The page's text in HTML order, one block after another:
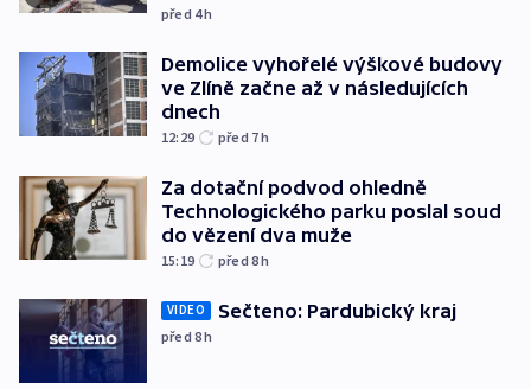
před 4h
Demolice vyhořelé výškové budovy
ve Zlíně začne až v následujících
dnech
12:29 před 7h
Za dotační podvod ohledně
Technologického parku poslal soud
do vězení dva muže
15:19 před 8h
VIDEO Sečteno: Pardubický kraj
před 8h